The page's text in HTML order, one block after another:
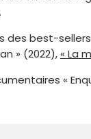
des best-
» (2022),« La
«